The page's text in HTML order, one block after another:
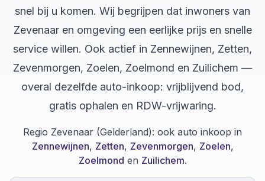
snel bij u komen. Wij begrijpen dat inwoners van
Zevenaar en omgeving een eerlijke prijs en snelle
service willen. Ook actief in Zennewijnen, Zetten,
Zevenmorgen, Zoelen, Zoelmond en Zuilichem —
overal dezelfde auto-inkoop: vrijblijvend bod,
gratis ophalen en RDW-vrijwaring.
Regio Zevenaar (Gelderland): ook auto inkoop in
Zennewijnen, Zetten, Zevenmorgen, Zoelen,
Zoelmond en Zuilichem.